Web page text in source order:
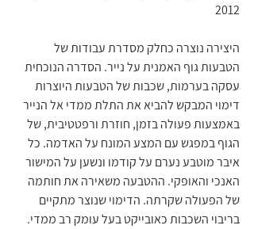
2012
היצירה נוצרה כחלק מסדרת עבודות של
הטבעות גוף האמנית על נייר. הסדרה הנוכחית
עסקה בערמות, שכבות של הטבעות היוצרות
דימוי המבקש להביא את התלת ממדי אל הנייר
באמצעות פעולה בזמן, חוזרת ורפטטיבית, של
הגוף במפגש עם המצע המונח על האדמה. כל
איבר מוטבע נערם על קודמו ונשען על המישור
האנכי והאופקי. ההטבעה משאירה את חותמה
של הפעולה שקרתה. הדימוי שנוצר מתקיים
בריבוי השכבות כאובייקט בעל עומק רב ממדי.